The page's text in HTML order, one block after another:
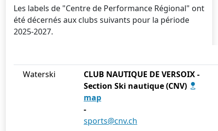
Les labels de "Centre de Performance Régional" ont
été décernés aux clubs suivants pour la période
2025-2027.
Waterski
CLUB NAUTIQUE DE VERSOIX -
Section Ski nautique (CNV)
map
-
sports@cnv.ch